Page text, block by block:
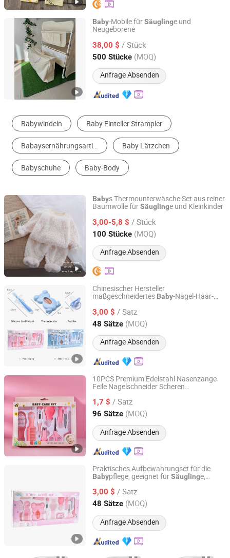
Baby-Mobile fürSäuglinge und
Neugeborene
38,00 $ / Stück
500 Stücke (MOQ)
Anfrage Absenden
Jinan Wellda Trade Corporation Ltd
Shandong, China Seit 2020
Babywindeln Baby Einteiler Strampler
Babaysernährungsartikel Baby Lätzchen
Babyschuhe Baby-Body
Babys Thermounterwäsche Set aus reiner
Baumwolle fürSäuglinge und Kleinkinder
3,00-5,8 $ / Stück
100 Stücke (MOQ)
Anfrage Absenden
Henan Feishuai Import and Export Trading Co., Ltd.
Henan, China Seit 2025
Chinesischer Hersteller
maßgeschneidertes Baby-Nagel-Haar-
sicheres Baby-Pflegeset
3,00 $ / Satz
48 Sätze (MOQ)
Anfrage Absenden
Nanjing Ihome Comfort Co., Ltd.
Jiangsu, China Seit 2022
10PCS Premium Edelstahl Nasenzange
Feile Nagelschneider Scheren
Gesundheitspflege Set für Kinder
1,7 $ / Satz
96 Sätze (MOQ)
Anfrage Absenden
Nanjing Ihome Comfort Co., Ltd.
Jiangsu, China Seit 2022
Praktisches Aufbewahrungset für die
Babypflege, geeignet fürSäuglinge,
3,00 $ / Satz
48 Sätze (MOQ)
Anfrage Absenden
Nanjing Ihome Comfort Co., Ltd.
Jiangsu, China Seit 2022